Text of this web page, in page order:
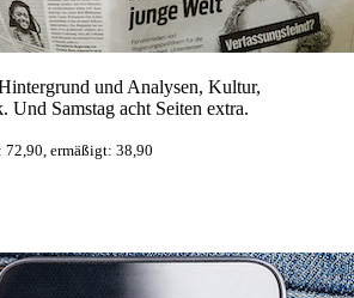
und Analysen, Kultur,
Und Samstag acht Seiten extra.
72,90, ermäßigt: 38,90